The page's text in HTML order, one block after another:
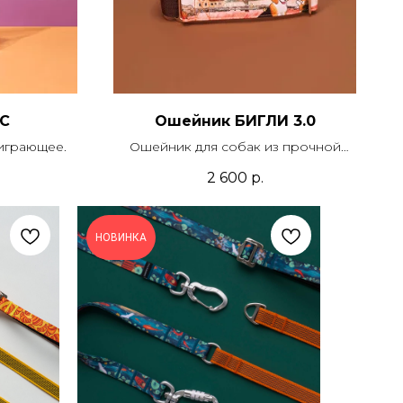
Ошейник БИГЛИ 3.0
Ошейник для собак из прочной
усилением и подложкой из стропы.
Модель мартингейл или с
застежкой. В комплекте можно
приобрести поводок.
2 600 р.
НОВИНКА